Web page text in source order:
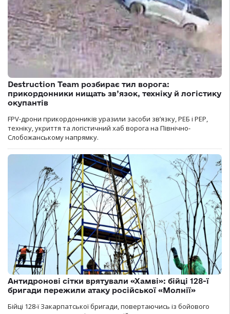
Destruction Team розбирає тил ворога:
прикордонники нищать зв’язок, техніку й логістику
окупантів
FPV-дрони прикордонників уразили засоби зв’язку, РЕБ і РЕР,
техніку, укриття та логістичний хаб ворога на Північно-
Слобожанському напрямку.
Антидронові сітки врятували «Хамві»: бійці 128-ї
бригади пережили атаку російської «Молнії»
Бійці 128-ї Закарпатської бригади, повертаючись із бойового